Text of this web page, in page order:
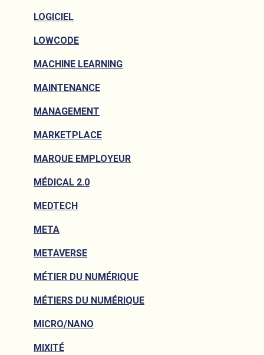
LOGICIEL
LOWCODE
MACHINE LEARNING
MAINTENANCE
MANAGEMENT
MARKETPLACE
MARQUE EMPLOYEUR
MÉDICAL 2.0
MEDTECH
META
METAVERSE
MÉTIER DU NUMÉRIQUE
MÉTIERS DU NUMÉRIQUE
MICRO/NANO
MIXITÉ